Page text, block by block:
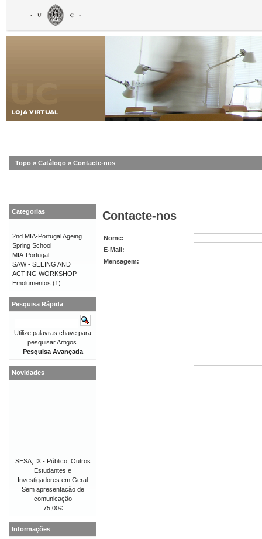
Topo » Catálogo » Contacte-nos
Contacte-nos
Nome:
E-Mail:
Mensagem:
Categorias
2nd MIA-Portugal Ageing
Spring School
MIA-Portugal
SAW - SEEING AND
ACTING WORKSHOP
Emolumentos (1)
Pesquisa Rápida
Utilize palavras chave para
pesquisar Artigos.
Pesquisa Avançada
Novidades
SESA, IX - Público, Outros
Estudantes e
Investigadores em Geral
Sem apresentação de
comunicação
75,00€
Informações